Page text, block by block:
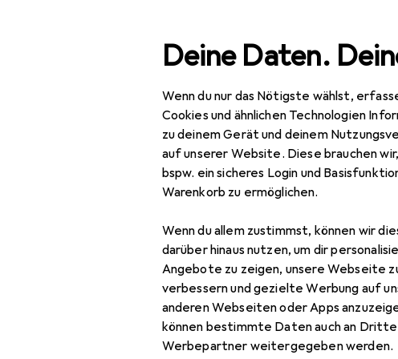
Deine Daten.
Wenn du nur das Nötigste wählst,
Cookies und ähnlichen Technologien
zu deinem Gerät und deinem
auf unserer Website. Diese brauchen
bspw. ein sicheres Login und
Warenkorb zu ermöglichen.
Wenn du allem zustimmst, können wir
darüber hinaus nutzen, um dir
Angebote zu zeigen, unsere Webseite
verbessern und gezielte Werbung auf
anderen Webseiten oder Apps
können bestimmte Daten auch an Dritte
Werbepartner weitergegeben werden.
Navigation nach Kategorien
Gesamtsortiment Haushalt Küche Kochen +
EUR
14,63
Zubehör für
Hier findest du passendes
Beliebt Messerschärfer